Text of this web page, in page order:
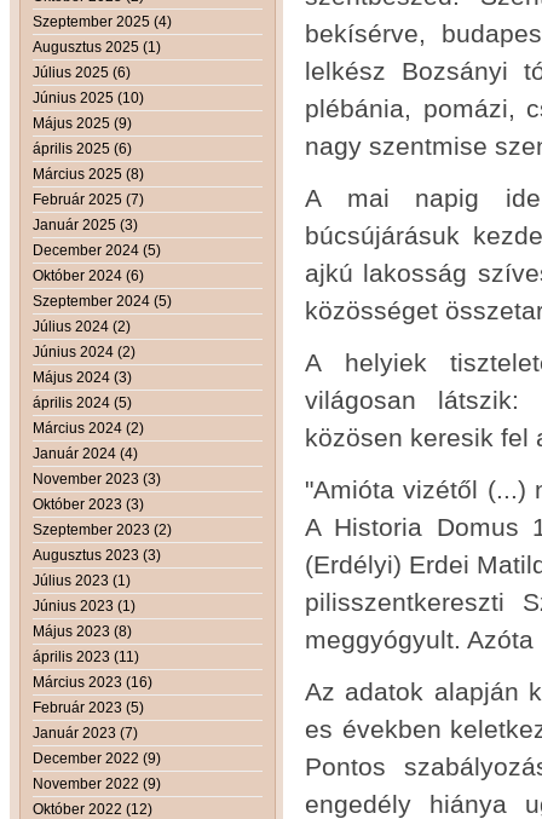
Szeptember 2025 (4)
Augusztus 2025 (1)
Július 2025 (6)
Június 2025 (10)
Május 2025 (9)
április 2025 (6)
Március 2025 (8)
Február 2025 (7)
Január 2025 (3)
December 2024 (5)
Október 2024 (6)
Szeptember 2024 (5)
Július 2024 (2)
Június 2024 (2)
Május 2024 (3)
április 2024 (5)
Március 2024 (2)
Január 2024 (4)
November 2023 (3)
Október 2023 (3)
Szeptember 2023 (2)
Augusztus 2023 (3)
Július 2023 (1)
Június 2023 (1)
Május 2023 (8)
április 2023 (11)
Március 2023 (16)
Február 2023 (5)
Január 2023 (7)
December 2022 (9)
November 2022 (9)
Október 2022 (12)
bekísérve,
lelkész Bozsányi
plébánia, pomázi,
nagy szentmise
A mai napig ide
búcsújárásuk
ajkú lakosság
közösséget
A helyiek
világosan látszik:
közösen keresik fel
"Amióta vizétől (...)
A Historia Domus
(Erdélyi) Erdei
pilisszentkereszti
meggyógyult.
Az adatok alapján
es években
Pontos
engedély hiánya